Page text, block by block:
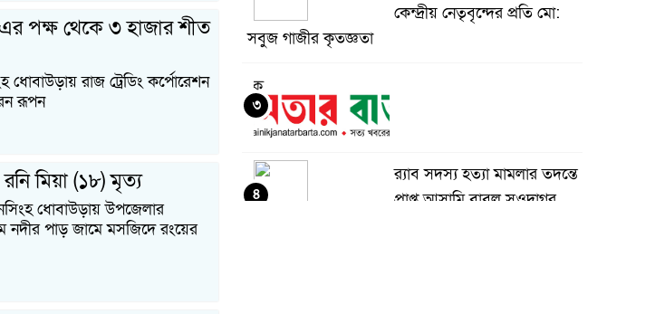
পক্ষ থেকে ৩ হাজার শীত
রাজ ট্রেডিং কর্পোরেশন
রূপন
রনি মিয়া (১৮) মৃত্য
ধোবাউড়ায় উপজেলার
নদীর পাড় জামে মসজিদে রংয়ের
কেন্দ্রীয় নেতৃবৃন্দের প্রতি মো:
সবুজ গাজীর কৃতজ্ঞতা
৩
র‌্যাব সদস্য হত্যা মামলার তদন্তে
প্রাপ্ত আসামি বাবুল সওদাগর
৪